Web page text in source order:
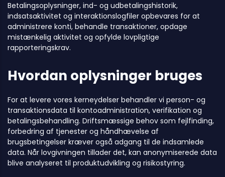
Betalingsoplysninger, ind- og udbetalingshistorik,
indsatsaktivitet og interaktionslogfiler opbevares for at
administrere konti, behandle transaktioner, opdage
mistænkelig aktivitet og opfylde lovpligtige
rapporteringskrav.
Hvordan oplysninger bruges
For at levere vores kerneydelser behandler vi person- og
transaktionsdata til kontoadministration, verifikation og
betalingsbehandling. Driftsmæssige behov som fejlfinding,
forbedring af tjenester og håndhævelse af
brugsbetingelser kræver også adgang til de indsamlede
data. Når lovgivningen tillader det, kan anonymiserede data
blive analyseret til produktudvikling og risikostyring.